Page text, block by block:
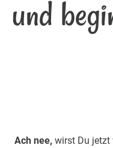
und
Ach nee, wirst Du jetzt